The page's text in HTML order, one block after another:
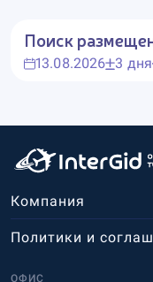
Поиск
13.08.2026 3 дня
Компания
ОФИС
Политики и